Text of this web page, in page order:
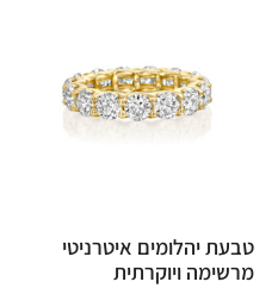
טבעת יהלומים איטרניטי
מרשימה ויוקרתית